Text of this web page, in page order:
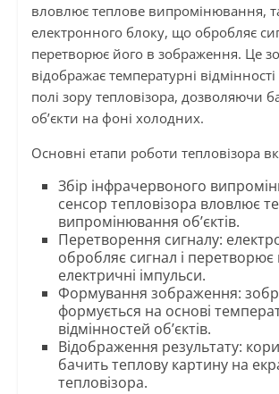
вловлює теплове випромінювання,
електронного блоку, що обробляє
перетворює його в зображення. Це
відображає температурні відмінності
полі зору тепловізора, дозволяючи
об’єкти на фоні холодних.
Основні етапи роботи тепловізора
Збір інфрачервоного
сенсор тепловізора вловлює
випромінювання об’єктів.
Перетворення сигналу:
обробляє сигнал і перетворює
електричні імпульси.
Формування зображення:
формується на основі
відмінностей об’єктів.
Відображення результату:
бачить теплову картину на
тепловізора.